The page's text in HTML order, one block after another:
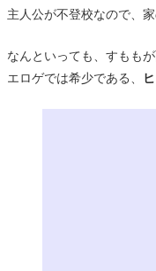
主人公が不登校なので、
なんといっても、すももが
エロゲでは希少である、